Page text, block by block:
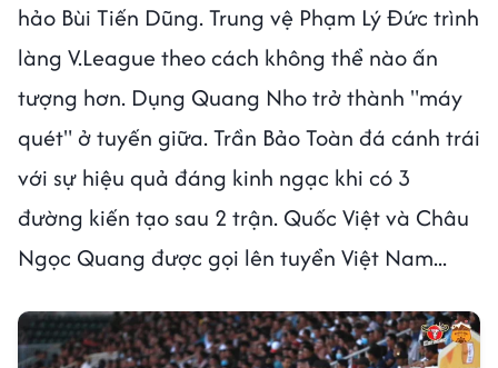
hảo Bùi Tiến Dũng. Trung vệ Phạm Lý Đức trình
làng V.League theo cách không thể nào ấn
tượng hơn. Dụng Quang Nho trở thành "máy
quét" ở tuyến giữa. Trần Bảo Toàn đá cánh trái
với sự hiệu quả đáng kinh ngạc khi có 3
đường kiến tạo sau 2 trận. Quốc Việt và Châu
Ngọc Quang được gọi lên tuyển Việt Nam...